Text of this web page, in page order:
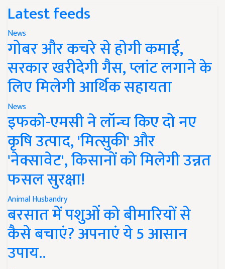
Latest feeds
News
गोबर और कचरे से होगी कमाई,
सरकार खरीदेगी गैस, प्लांट लगाने के
लिए मिलेगी आर्थिक सहायता
News
इफको-एमसी ने लॉन्च किए दो नए
कृषि उत्पाद, 'मित्सुकी' और
'नेक्सावेट', किसानों को मिलेगी उन्नत
फसल सुरक्षा!
Animal Husbandry
बरसात में पशुओं को बीमारियों से
कैसे बचाएं? अपनाएं ये 5 आसान
उपाय..